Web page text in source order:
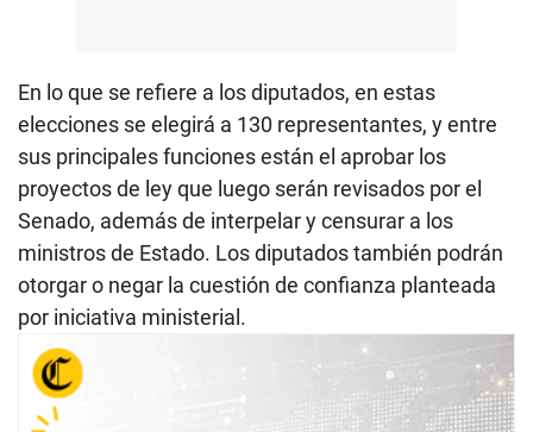
En lo que se refiere a los diputados, en estas
elecciones se elegirá a 130 representantes, y entre
sus principales funciones están el aprobar los
proyectos de ley que luego serán revisados por el
Senado, además de interpelar y censurar a los
ministros de Estado. Los diputados también podrán
otorgar o negar la cuestión de confianza planteada
por iniciativa ministerial.